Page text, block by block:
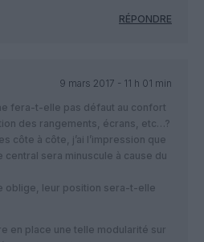
RÉPONDRE
9 mars 2017 - 11 h 01 min
fera-t-elle pas défaut au confort
des rangements, écrans, etc…?
côte à côte, j’ai l’impression que
central sera minuscule à cause du
oblige, leur position sera-t-elle
en place une telle modularité sur